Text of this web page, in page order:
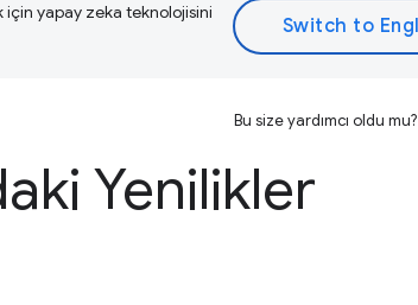
yapay zeka teknolojisini
Bu size yardımcı oldu mu?
Yenilikler